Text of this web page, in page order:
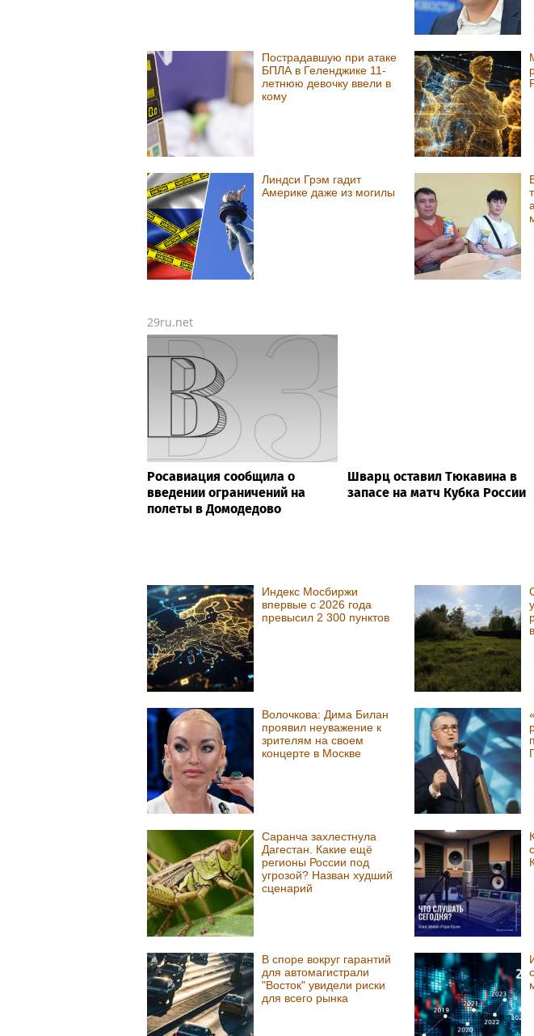
Пострадавшую при атаке
БПЛА в Геленджике 11-
летнюю девочку ввели в
кому
Линдси Грэм гадит
Америке даже из могилы
29ru.net
Росавиация сообщила о
введении ограничений на
полеты в Домодедово
Шварц оставил Тюкавина в
запасе на матч Кубка России
Индекс Мосбиржи
впервые с 2026 года
превысил 2 300 пунктов
Волочкова: Дима Билан
проявил неуважение к
зрителям на своем
концерте в Москве
Саранча захлестнула
Дагестан. Какие ещё
регионы России под
угрозой? Назван худший
сценарий
В споре вокруг гарантий
для автомагистрали
"Восток" увидели риски
для всего рынка